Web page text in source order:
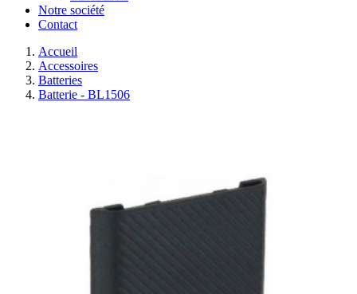
Notre société
Contact
Accueil
Accessoires
Batteries
Batterie - BL1506